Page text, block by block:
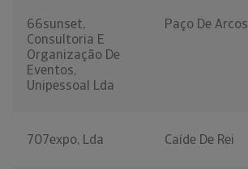
66sunset,
Consultoria E
Organização De
Eventos,
Unipessoal Lda
Paço De Arcos
707expo, Lda Caíde De Rei